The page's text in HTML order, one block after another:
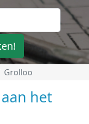
Grolloo
het